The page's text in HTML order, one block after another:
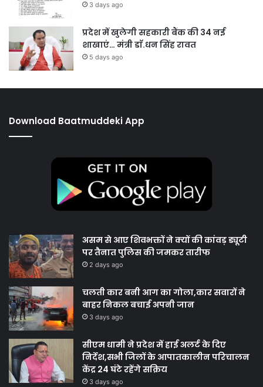
3 days ago
प्रदेश में खुलेगी सहकारी बैंक की 34 नई
शाखाएं… मंत्री डाॅ.धन सिंह रावत
5 days ago
Download Baatmuddeki App
असम से आए शिवभक्तों ने क्यों की कांवड़ ड्यूटी
पर तैनात पुलिस की जमकर तारीफ
2 days ago
चलती कार बनी आग का गोला,कार सवारों ने
बाहर निकल बचाई अपनी जान
3 days ago
सीएम धामी ने प्रदेश में हाई अलर्ट के दिए
निर्देश,सभी जिलों के आपातकालीन परिचालन
केंद्र 24 घंटे रहेंगे सक्रिय
3 days ago